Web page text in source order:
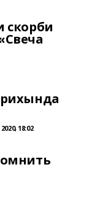
скорби
18:02